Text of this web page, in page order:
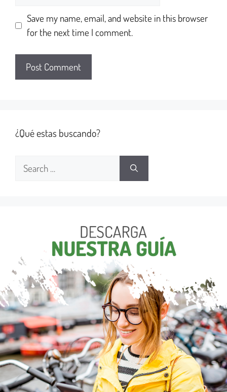
Save my name, email, and website in this browser
for the next time I comment.
¿Qué estas buscando?